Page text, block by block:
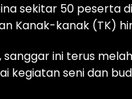
sekitar 50 peserta
Kanak-kanak (TK)
ini terus
kegiatan seni dan